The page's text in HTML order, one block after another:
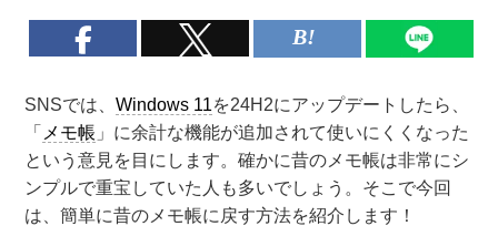
SNSでは、Windows 11を24H2にアップデートしたら、
「 メモ帳 」に余計な機能が追加されて使いにくくなった
という意見を目にします。確かに昔のメモ帳は非常にシ
ンプルで重宝していた人も多いでしょう。そこで今回
は、簡単に昔のメモ帳に戻す方法を紹介します！